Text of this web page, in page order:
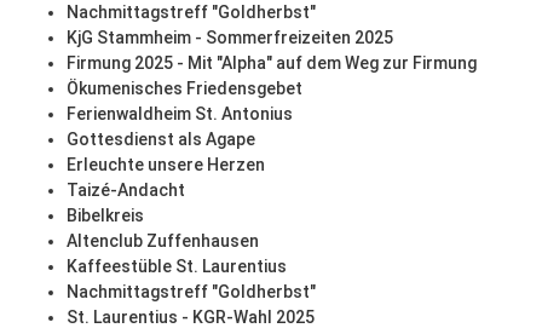
Nachmittagstreff "Goldherbst"
KjG Stammheim - Sommerfreizeiten 2025
Firmung 2025 - Mit "Alpha" auf dem Weg zur Firmung
Ökumenisches Friedensgebet
Ferienwaldheim St. Antonius
Gottesdienst als Agape
Erleuchte unsere Herzen
Taizé-Andacht
Bibelkreis
Altenclub Zuffenhausen
Kaffeestüble St. Laurentius
Nachmittagstreff "Goldherbst"
St. Laurentius - KGR-Wahl 2025